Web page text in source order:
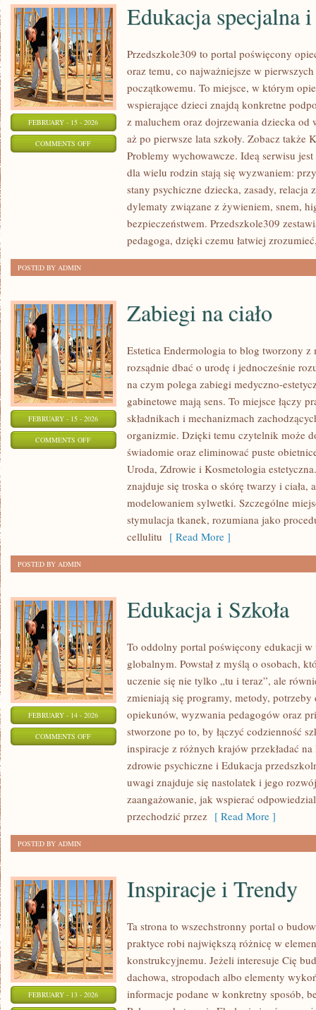
FEBRUARY - 15 - 2026
COMMENTS OFFON
SPECJALNA
INTEGRACYJNA
Edukacja specjalna
Przedszkole309 to portal poświęcony
oraz temu, co najważniejsze w
początkowemu. To miejsce, w którym
wspierające dzieci znajdą konkretne
z maluchem oraz dojrzewania dziecka od
aż po pierwsze lata szkoły. Zobacz także
Problemy wychowawcze. Ideą serwisu
dla wielu rodzin stają się wyzwaniem:
stany psychiczne dziecka, zasady, relacja
dylematy związane z żywieniem, snem,
bezpieczeństwem. Przedszkole309
pedagoga, dzięki czemu łatwiej
POSTED BY ADMIN
FEBRUARY - 15 - 2026
COMMENTS OFFON
Zabiegi na ciało
Estetica Endermologia to blog tworzony z
rozsądnie dbać o urodę i jednocześnie
na czym polega zabiegi medyczno-
gabinetowe mają sens. To miejsce łączy
składnikach i mechanizmach
organizmie. Dzięki temu czytelnik może
świadomie oraz eliminować puste
Uroda, Zdrowie i Kosmetologia
znajduje się troska o skórę twarzy i ciała,
modelowaniem sylwetki. Szczególne
stymulacja tkanek, rozumiana jako
cellulitu [ Read More ]
POSTED BY ADMIN
FEBRUARY - 14 - 2026
COMMENTS OFFON
Edukacja i Szkoła
To oddolny portal poświęcony edukacji
globalnym. Powstał z myślą o osobach,
uczenie się nie tylko „tu i teraz”, ale
zmieniają się programy, metody,
opiekunów, wyzwania pedagogów oraz
stworzone po to, by łączyć codzienność
inspiracje z różnych krajów przekładać
zdrowie psychiczne i Edukacja
uwagi znajduje się nastolatek i jego
zaangażowanie, jak wspierać
przechodzić przez [ Read More ]
POSTED BY ADMIN
FEBRUARY - 13 - 2026
Inspiracje i Trendy
Ta strona to wszechstronny portal o
praktyce robi największą różnicę w
konstrukcyjnemu. Jeżeli interesuje Cię
dachowa, stropodach albo elementy
informacje podane w konkretny sposób,